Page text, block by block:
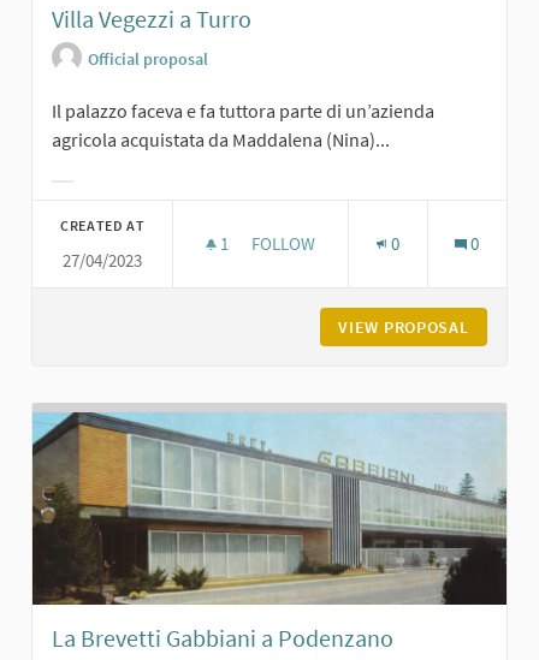
Villa Vegezzi a Turro
Official proposal
Il palazzo faceva e fa tuttora parte di un’azienda
agricola acquistata da Maddalena (Nina)...
CREATED AT
27/04/2023
1 1 FOLLOWER
FOLLOW 0 0
VIEW PROPOSAL
La Brevetti Gabbiani a Podenzano